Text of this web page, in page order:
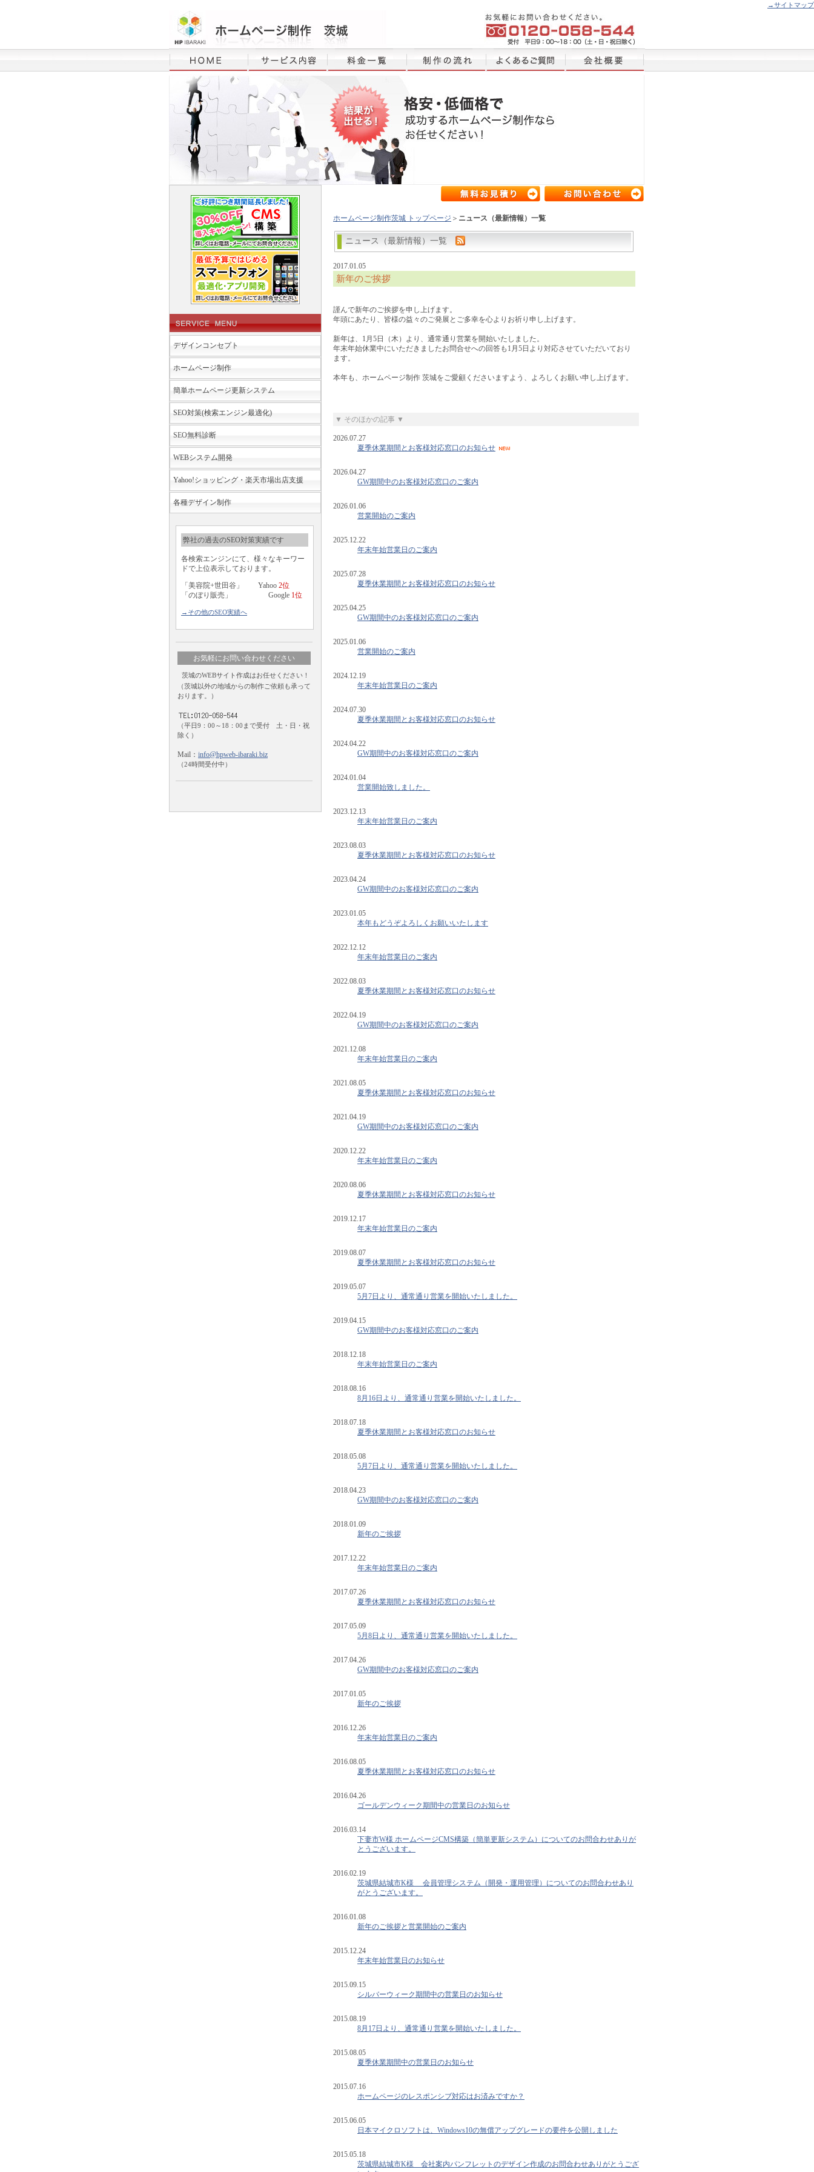
→サイトマップ
デザインコンセプト
ホームページ制作
簡単ホームページ更新システム
SEO対策(検索エンジン最適化)
SEO無料診断
WEBシステム開発
Yahoo!ショッピング・楽天市場出店支援
各種デザイン制作
弊社の過去のSEO対策実績です
各検索エンジンにて、様々なキーワー
ドで上位表示しております。
「美容院+世田谷」 Yahoo 2位
「のぼり販売」 Google 1位
→その他のSEO実績へ
お気軽にお問い合わせください
茨城のWEBサイト作成はお任せください！
（茨城以外の地域からの制作ご依頼も承って
おります。）
（平日9：00～18：00まで受付 土・日・祝
除く）
Mail： info@hpweb-ibaraki.biz
（24時間受付中）
ホームページ制作茨城 トップページ ＞ ニュース（最新情報）一覧
ニュース（最新情報）一覧
2017.01.05
新年のご挨拶
謹んで新年のご挨拶を申し上げます。
年頭にあたり、皆様の益々のご発展とご多幸を心よりお祈り申し上げます。
新年は、1月5日（木）より、通常通り営業を開始いたしました。
年末年始休業中にいただきましたお問合せへの回答も1月5日より対応させていただいており
ます。
本年も、ホームページ制作 茨城をご愛顧くださいますよう、よろしくお願い申し上げます。
▼ そのほかの記事 ▼
2026.07.27
夏季休業期間とお客様対応窓口のお知らせ
2026.04.27
GW期間中のお客様対応窓口のご案内
2026.01.06
営業開始のご案内
2025.12.22
年末年始営業日のご案内
2025.07.28
夏季休業期間とお客様対応窓口のお知らせ
2025.04.25
GW期間中のお客様対応窓口のご案内
2025.01.06
営業開始のご案内
2024.12.19
年末年始営業日のご案内
2024.07.30
夏季休業期間とお客様対応窓口のお知らせ
2024.04.22
GW期間中のお客様対応窓口のご案内
2024.01.04
営業開始致しました。
2023.12.13
年末年始営業日のご案内
2023.08.03
夏季休業期間とお客様対応窓口のお知らせ
2023.04.24
GW期間中のお客様対応窓口のご案内
2023.01.05
本年もどうぞよろしくお願いいたします
2022.12.12
年末年始営業日のご案内
2022.08.03
夏季休業期間とお客様対応窓口のお知らせ
2022.04.19
GW期間中のお客様対応窓口のご案内
2021.12.08
年末年始営業日のご案内
2021.08.05
夏季休業期間とお客様対応窓口のお知らせ
2021.04.19
GW期間中のお客様対応窓口のご案内
2020.12.22
年末年始営業日のご案内
2020.08.06
夏季休業期間とお客様対応窓口のお知らせ
2019.12.17
年末年始営業日のご案内
2019.08.07
夏季休業期間とお客様対応窓口のお知らせ
2019.05.07
5月7日より、通常通り営業を開始いたしました。
2019.04.15
GW期間中のお客様対応窓口のご案内
2018.12.18
年末年始営業日のご案内
2018.08.16
8月16日より、通常通り営業を開始いたしました。
2018.07.18
夏季休業期間とお客様対応窓口のお知らせ
2018.05.08
5月7日より、通常通り営業を開始いたしました。
2018.04.23
GW期間中のお客様対応窓口のご案内
2018.01.09
新年のご挨拶
2017.12.22
年末年始営業日のご案内
2017.07.26
夏季休業期間とお客様対応窓口のお知らせ
2017.05.09
5月8日より、通常通り営業を開始いたしました。
2017.04.26
GW期間中のお客様対応窓口のご案内
2017.01.05
新年のご挨拶
2016.12.26
年末年始営業日のご案内
2016.08.05
夏季休業期間とお客様対応窓口のお知らせ
2016.04.26
ゴールデンウィーク期間中の営業日のお知らせ
2016.03.14
下妻市W様 ホームページCMS構築（簡単更新システム）についてのお問合わせありが
とうございます。
2016.02.19
茨城県結城市K様 会員管理システム（開発・運用管理）についてのお問合わせあり
がとうございます。
2016.01.08
新年のご挨拶と営業開始のご案内
2015.12.24
年末年始営業日のお知らせ
2015.09.15
シルバーウィーク期間中の営業日のお知らせ
2015.08.19
8月17日より、通常通り営業を開始いたしました。
2015.08.05
夏季休業期間中の営業日のお知らせ
2015.07.16
ホームページのレスポンシブ対応はお済みですか？
2015.06.05
日本マイクロソフトは、Windows10の無償アップグレードの要件を公開しました
2015.05.18
茨城県結城市K様 会社案内パンフレットのデザイン作成のお問合わせありがとうござ